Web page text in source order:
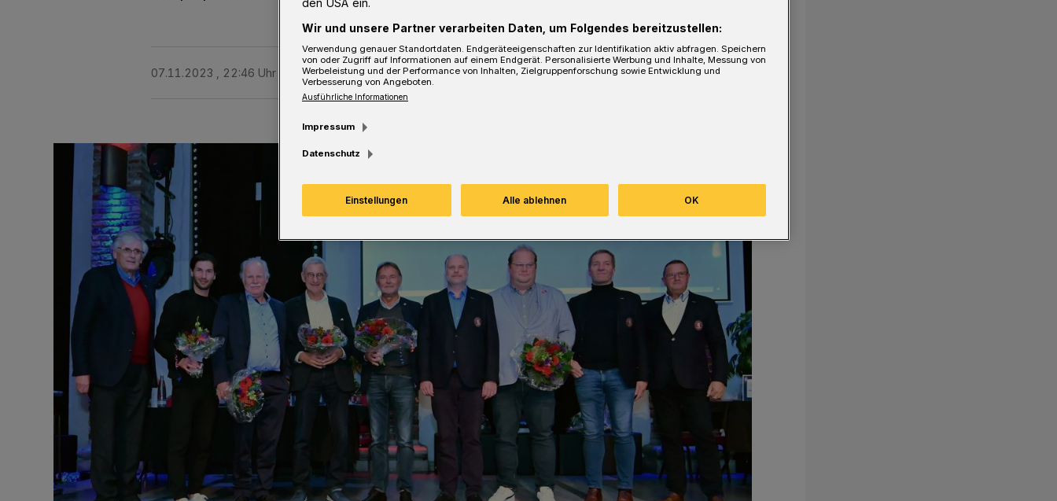
07.11.2023 , 22:46 Uhr 2 Minuten Lesezeit
den USA ein.
Wir und unsere Partner verarbeiten Daten, um Folgendes bereitzustellen:
Verwendung genauer Standortdaten. Endgeräteeigenschaften zur Identifikation aktiv abfragen. Speichern
von oder Zugriff auf Informationen auf einem Endgerät. Personalisierte Werbung und Inhalte, Messung von
Werbeleistung und der Performance von Inhalten, Zielgruppenforschung sowie Entwicklung und
Verbesserung von Angeboten.
Ausführliche Informationen
Impressum
Datenschutz
Einstellungen Alle ablehnen OK